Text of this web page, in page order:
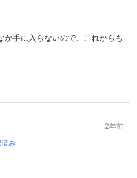
か手に入らないので、これからも
み
2年前